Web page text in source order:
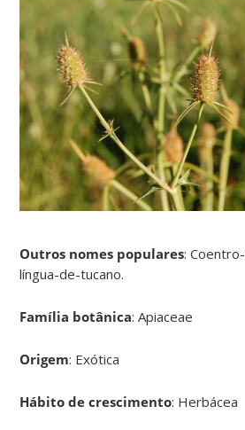
Outros nomes populares:
língua-de-tucano.
Família botânica: Apiaceae
Origem: Exótica
Hábito de crescimento: Herbácea